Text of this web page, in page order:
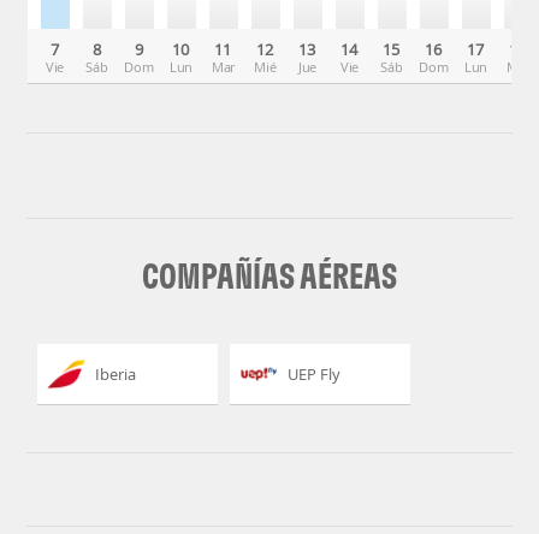
7
Vie
8
Sáb
9
Dom
10
Lun
11
Mar
12
Mié
13
Jue
14
Vie
15
Sáb
16
Dom
17
Lun
18
Mar
COMPAÑÍAS AÉREAS
Iberia UEP Fly